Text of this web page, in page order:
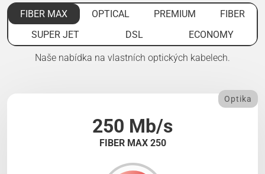
FIBER MAX OPTICAL PREMIUM
FIBER
SUPER JET
DSL ECONOMY
Naše nabídka na vlastních optických kabelech.
250 Mb/s
FIBER MAX 250
Optika